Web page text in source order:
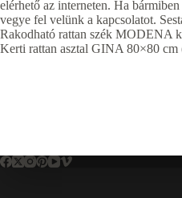
elérhető az interneten. Ha
vegye fel velünk a kapcsolatot.
Rakodható rattan szék MODENA
Kerti rattan asztal GINA 80×80 cm